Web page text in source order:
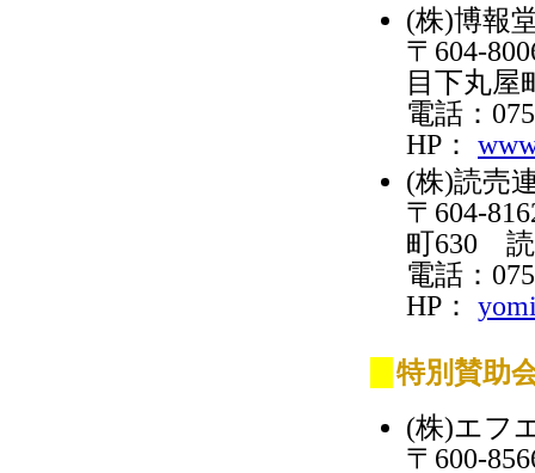
(株)博報
〒604-
目下丸
電話：
HP：
(株)読売
〒604-
町630 読
電話：
HP：
特別賛助
(株)エフ
〒600-